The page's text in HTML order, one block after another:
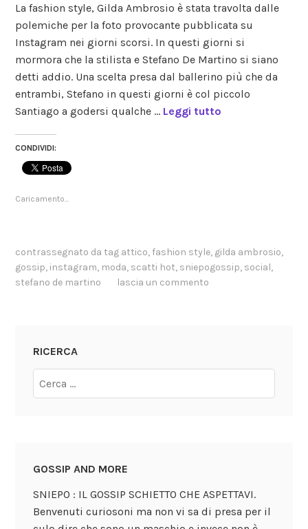
gossip,
moda
La fashion style, Gilda Ambrosio è stata travolta dalle
polemiche per la foto provocante pubblicata su
Instagram nei giorni scorsi. In questi giorni si
mormora che la stilista e Stefano De Martino si siano
detti addio. Una scelta presa dal ballerino più che da
entrambi, Stefano in questi giorni è col piccolo
Santiago a godersi qualche … Leggi tutto
CONDIVIDI:
Caricamento...
contrassegnato da tag attico, fashion style, gilda ambrosio,
gossip, instagram, moda, scatti hot, sniepogossip, social,
stefano de martino
lascia un commento
RICERCA
GOSSIP AND MORE
SNIEPO : IL GOSSIP SCHIETTO CHE ASPETTAVI.
Benvenuti curiosoni ma non vi sa di presa per il